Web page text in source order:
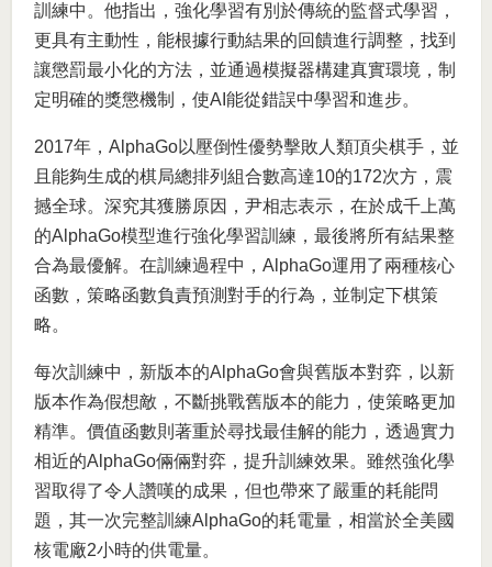
訓練中。他指出，強化學習有別於傳統的監督式學習，
更具有主動性，能根據行動結果的回饋進行調整，找到
讓懲罰最小化的方法，並通過模擬器構建真實環境，制
定明確的獎懲機制，使AI能從錯誤中學習和進步。
2017年，AlphaGo以壓倒性優勢擊敗人類頂尖棋手，並
且能夠生成的棋局總排列組合數高達10的172次方，震
撼全球。深究其獲勝原因，尹相志表示，在於成千上萬
的AlphaGo模型進行強化學習訓練，最後將所有結果整
合為最優解。在訓練過程中，AlphaGo運用了兩種核心
函數，策略函數負責預測對手的行為，並制定下棋策
略。
每次訓練中，新版本的AlphaGo會與舊版本對弈，以新
版本作為假想敵，不斷挑戰舊版本的能力，使策略更加
精準。價值函數則著重於尋找最佳解的能力，透過實力
相近的AlphaGo倆倆對弈，提升訓練效果。雖然強化學
習取得了令人讚嘆的成果，但也帶來了嚴重的耗能問
題，其一次完整訓練AlphaGo的耗電量，相當於全美國
核電廠2小時的供電量。